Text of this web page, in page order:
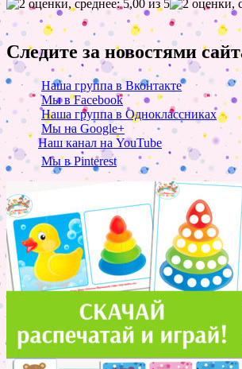
Следите за новостями
Наша группа в Вконтакте
Мы в Facebook
Наша группа в Одноклассниках
Мы на Google+
Наш канал на YouTube
Мы в Pinterest